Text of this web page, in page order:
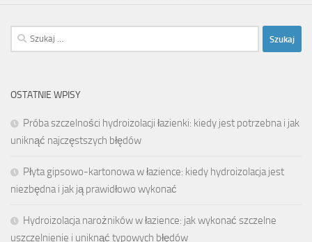
Szukaj:
OSTATNIE WPISY
Próba szczelności hydroizolacji łazienki: kiedy jest potrzebna i jak
uniknąć najczęstszych błędów
Płyta gipsowo-kartonowa w łazience: kiedy hydroizolacja jest
niezbędna i jak ją prawidłowo wykonać
Hydroizolacja narożników w łazience: jak wykonać szczelne
uszczelnienie i uniknąć typowych błędów